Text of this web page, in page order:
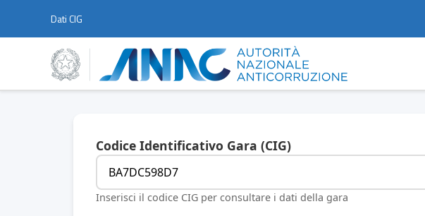
Dati CIG
Codice Identificativo Gara (CIG)
Inserisci il codice CIG per consultare i dati della gara